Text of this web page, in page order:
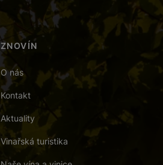
ZNOVÍN
O nás
Kontakt
Aktuality
Vinařská turistika